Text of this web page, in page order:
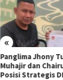
«
Panglima Jhony
Muhajir dan
Posisi Strategis